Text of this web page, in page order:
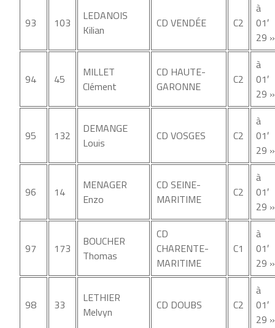
93 103
LEDANOIS
Kilian
CD VENDÉE C2
à
01′
29 »
94 45
MILLET
Clément
CD HAUTE-
GARONNE
C2
à
01′
29 »
95 132
DEMANGE
Louis
CD VOSGES C2
à
01′
29 »
96 14
MENAGER
Enzo
CD SEINE-
MARITIME
C2
à
01′
29 »
97 173
BOUCHER
Thomas
CD
CHARENTE-
MARITIME
C1
à
01′
29 »
98 33
LETHIER
Melvyn
CD DOUBS C2
à
01′
29 »